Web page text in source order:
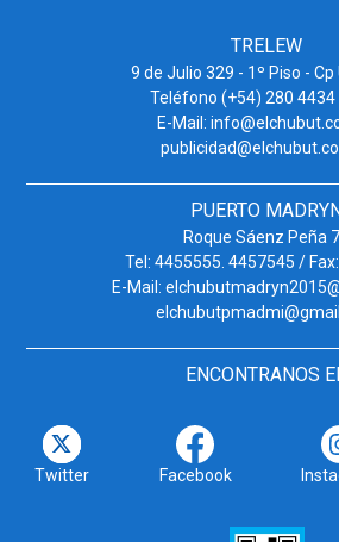
TRELEW
9 de Julio 329 - 1º Piso - Cp
Teléfono (+54) 280
E-Mail:
PUERTO
Roque Sáenz Peña
Tel: 4455555. 4457545 /
E-Mail:
ENCONTRANOS
Twitter Facebook